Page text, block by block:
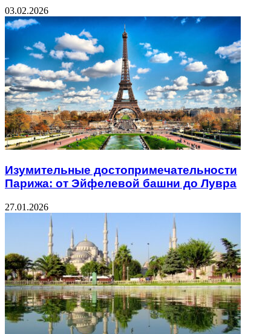
03.02.2026
Изумительные достопримечательности
Парижа: от Эйфелевой башни до Лувра
27.01.2026